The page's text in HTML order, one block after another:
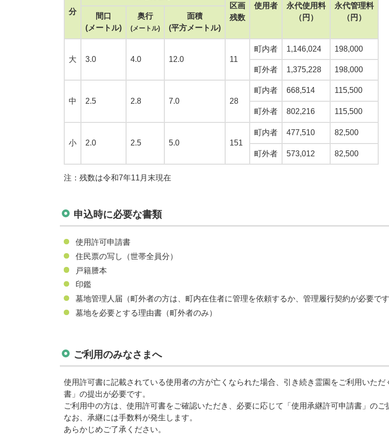
分
区画
残数
使用者
永代使用料
（円）
永代管理料
（円）
間口
(メートル)
奥行
(メートル)
面積
(平方メートル)
大 3.0 4.0 12.0 11
町内者 1,146,024 198,000
町外者 1,375,228 198,000
中 2.5 2.8 7.0 28
町内者 668,514 115,500
町外者 802,216 115,500
小 2.0 2.5 5.0 151
町内者 477,510 82,500
町外者 573,012 82,500
注：残数は令和7年11月末現在
申込時に必要な書類
使用許可申請書
住民票の写し（世帯全員分）
戸籍謄本
印鑑
墓地管理人届（町外者の方は、町内在住者に管理を依頼するか、管理履行契約が必要です
墓地を必要とする理由書（町外者のみ）
ご利用のみなさまへ
使⽤許可書に記載されている使⽤者の⽅が亡くなられた場合、引き続き霊園をご利⽤いた
書」の提出が必要です。
ご利⽤中の⽅は、使⽤許可書をご確認いただき、必要に応じて「使⽤承継許可申請書」のご
なお、承継には⼿数料が発⽣します。
あらかじめご了承ください。